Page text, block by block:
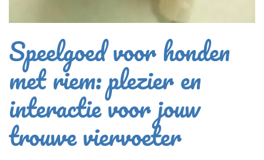
Speelgoed voor honden
met riem: plezier en
interactie voor jouw
trouwe viervoeter